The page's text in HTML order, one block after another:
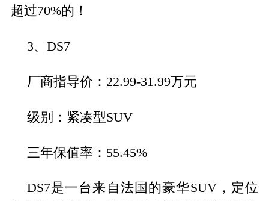
超过70%的！
3、DS7
厂商指导价：22.99-31.99万元
级别：紧凑型SUV
三年保值率：55.45%
DS7是一台来自法国的豪华SUV，定位